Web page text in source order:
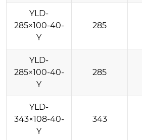
YLD-
285×100-40-
Y
285
YLD-
285×100-40-
Y
285
YLD-
343×108-40-
Y
343